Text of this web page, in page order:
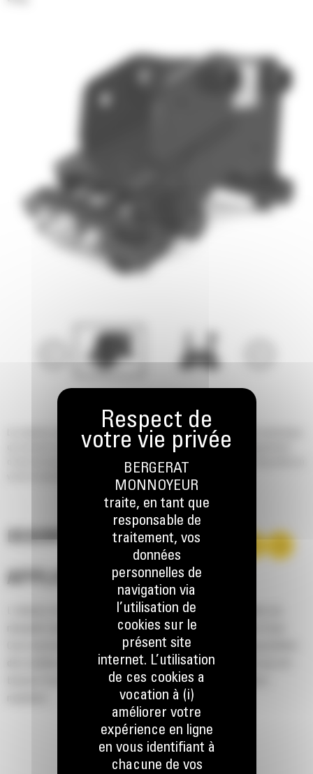
Les attaches rapides CW augmentent le taux d'utilisation d'une pelle hydraulique
qui devient un porte-outil multifonction. Détachez simplement un équipement
d'outil de travail et choisissez-en un autre en quelques secondes. Disponible en
version hydraulique ou manuelle (axe).
DESCRIPTION
APPLICATION
L'attache de type CW couvre une certaine gamme de godets de
minipelle hydrauliques (MHE) présentant différentes tailles d'axe.
Ceci représente un énorme avantage pour les clients qui possèdent
des modèles de minipelle hydraulique de différente taille et qui ont
besoin d'une souplesse d'utilisation de godet entre plusieurs
BERGERAT
MONNOYEUR
traite, en tant que
responsable de
traitement, vos
données
personnelles de
navigation via
l’utilisation de
cookies sur le
présent site
internet. L’utilisation
de ces cookies a
vocation à (i)
améliorer votre
expérience en ligne
en vous identifiant à
chacune de vos